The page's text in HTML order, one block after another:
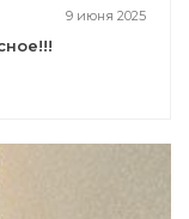
9 июня 2025